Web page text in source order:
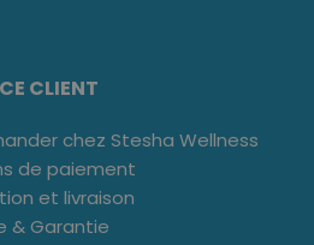
CLIENT
chez Stesha Wellness
de paiement
et livraison
& Garantie